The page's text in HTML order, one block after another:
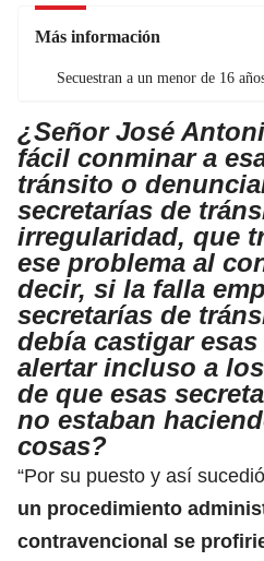
Más información
Secuestran a un menor de 16
¿Señor José
fácil conminar a
tránsito o
secretarías de
irregularidad, que
ese problema al
decir, si la falla
secretarías de
debía castigar
alertar incluso a
de que esas
no estaban
cosas?
“Por su puesto y así
un procedimiento
contravencional se